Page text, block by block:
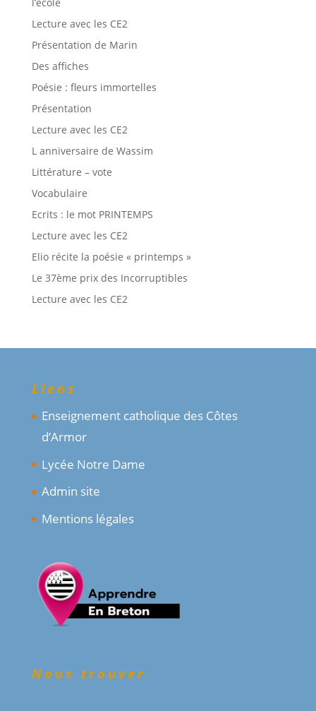
Lecture avec les CE2
Présentation de Marin
Des affiches
Poésie : fleurs immortelles
Présentation
Lecture avec les CE2
L anniversaire de Wassim
Littérature – vote
Vocabulaire
Ecrits : le mot PRINTEMPS
Lecture avec les CE2
Elio récite la poésie « printemps »
Le 37ème prix des Incorruptibles
Lecture avec les CE2
Liens
Enseignement catholique des Côtes
d’Armor
Lycée Notre Dame
Admin site
Mentions légales
Nous trouver